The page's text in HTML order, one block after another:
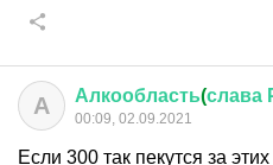
А Алкообласть(слава
00:09, 02.09.2021
Если 300 так пекутся за